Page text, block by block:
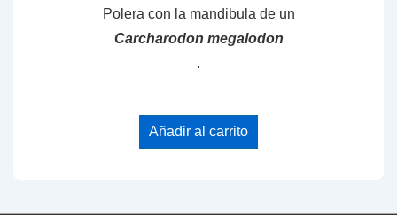
Polera con la mandibula de un
Carcharodon megalodon
.
Añadir al carrito